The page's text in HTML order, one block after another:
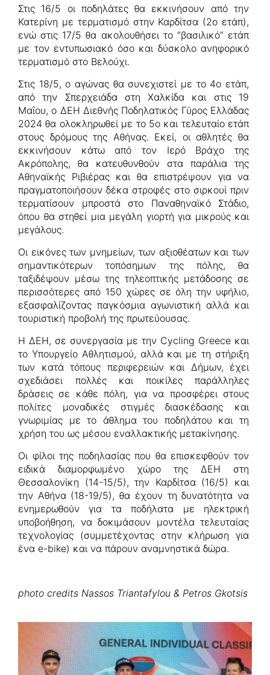
Στις 16/5 οι ποδηλάτες θα εκκινήσουν από την
Κατερίνη με τερματισμό στην Καρδίτσα (2ο ετάπ),
ενώ στις 17/5 θα ακολουθήσει το “βασιλικό” ετάπ
με τον εντυπωσιακό όσο και δύσκολο ανηφορικό
τερματισμό στο Βελούχι.
Στις 18/5, ο αγώνας θα συνεχιστεί με το 4ο ετάπ,
από την Σπερχειάδα στη Χαλκίδα και στις 19
Μαΐου, ο ΔΕΗ Διεθνής Ποδηλατικός Γύρος Ελλάδας
2024 θα ολοκληρωθεί με το 5ο και τελευταίο ετάπ
στους δρόμους της Αθήνας. Εκεί, οι αθλητές θα
εκκινήσουν κάτω από τον Ιερό Βράχο της
Ακρόπολης, θα κατευθυνθούν στα παράλια της
Αθηναϊκής Ριβιέρας και θα επιστρέψουν για να
πραγματοποιήσουν δέκα στροφές στο σιρκουί πριν
τερματίσουν μπροστά στο Παναθηναϊκό Στάδιο,
όπου θα στηθεί μια μεγάλη γιορτή για μικρούς και
μεγάλους.
Οι εικόνες των μνημείων, των αξιοθέατων και των
σημαντικότερων τοπόσημων της πόλης, θα
ταξιδέψουν μέσω της τηλεοπτικής μετάδοσης σε
περισσότερες από 150 χώρες σε όλη την υφήλιο,
εξασφαλίζοντας παγκόσμια αγωνιστική αλλά και
τουριστική προβολή της πρωτεύουσας.
Η ΔΕΗ, σε συνεργασία με την Cycling Greece και
το Υπουργείο Αθλητισμού, αλλά και με τη στήριξη
των κατά τόπους περιφερειών και Δήμων, έχει
σχεδιάσει πολλές και ποικίλες παράλληλες
δράσεις σε κάθε πόλη, για να προσφέρει στους
πολίτες μοναδικές στιγμές διασκέδασης και
γνωριμίας με το άθλημα του ποδηλάτου και τη
χρήση του ως μέσου εναλλακτικής μετακίνησης.
Οι φίλοι της ποδηλασίας που θα επισκεφθούν τον
ειδικά διαμορφωμένο χώρο της ΔΕΗ στη
Θεσσαλονίκη (14-15/5), την Καρδίτσα (16/5) και
την Αθήνα (18-19/5), θα έχουν τη δυνατότητα να
ενημερωθούν για τα ποδήλατα με ηλεκτρική
υποβοήθηση, να δοκιμάσουν μοντέλα τελευταίας
τεχνολογίας (συμμετέχοντας στην κλήρωση για
ένα e-bike) και να πάρουν αναμνηστικά δώρα.
photo credits Nassos Triantafylou & Petros Gkotsis